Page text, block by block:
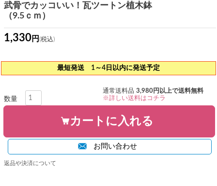
武骨でカッコいい！瓦ツートン植木鉢
（9.5ｃｍ）
1,330
最短発送 1～4日以内に発送予定
通常送料品 3,980円以上で送料無料
※詳しい送料はコチラ
カートに入れる
お問い合わせ
返品や決済について